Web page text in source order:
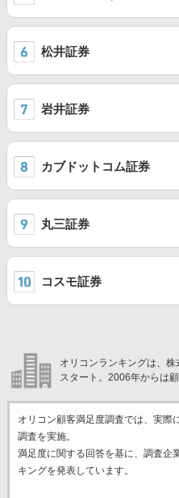
松井証券
岩井証券
カブドットコム証券
丸三証券
コスモ証券
オリコンランキングは、
スタート。2006年からは
オリコン顧客満足度調査では、実際
調査を実施。
満足度に関する回答を基に、調査企
キングを発表しています。